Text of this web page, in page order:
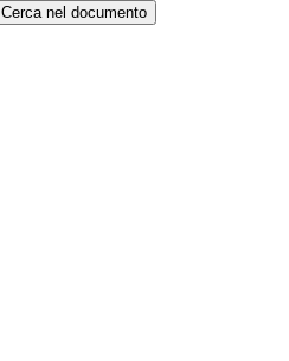
Cerca nel documento